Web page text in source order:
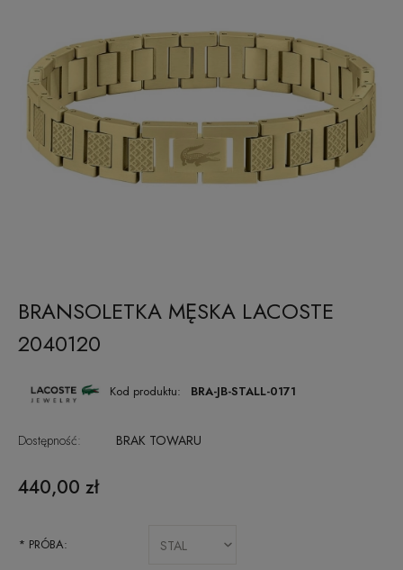
BRANSOLETKA MĘSKA LACOSTE
2040120
Kod produktu: BRA-JB-STALL-0171
Dostępność: BRAK TOWARU
440,00 zł
* PRÓBA: